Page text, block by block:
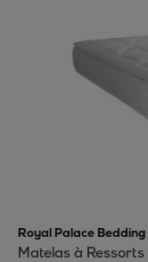
Royal Palace Bedding
Matelas à